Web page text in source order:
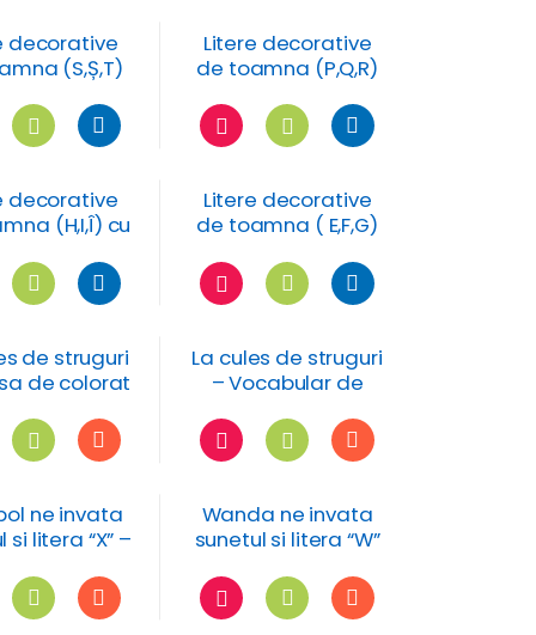
decorative
(S,Ș,T)
Litere decorative
de toamna (P,Q,R)
decorative
(H,I,Î) cu
Litere decorative
de toamna ( E,F,G)
de struguri
de colorat
La cules de struguri
– Vocabular de
colorat – DS
ne invata
si litera “X” –
Wanda ne invata
sunetul si litera “W”